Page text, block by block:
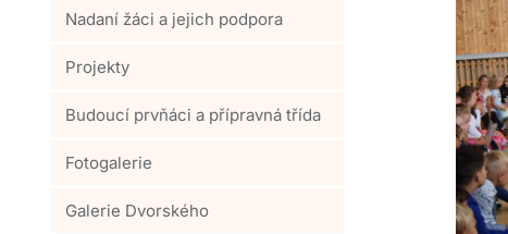
Nadaní žáci a jejich podpora
Projekty
Budoucí prvňáci a přípravná třída
Fotogalerie
Galerie Dvorského